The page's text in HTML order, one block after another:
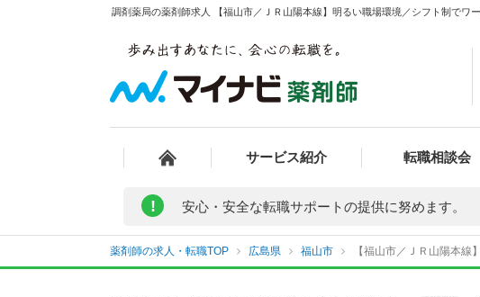
調剤薬局の薬剤師求人 【福山市／ＪＲ山陽本線】明るい職場環境／シフト制でワ
サービス紹介 転職相談会
! 安心・安全な転職サポートの提供に努めます。
薬剤師の求人・転職TOP 広島県 福山市 【福山市／ＪＲ山陽本